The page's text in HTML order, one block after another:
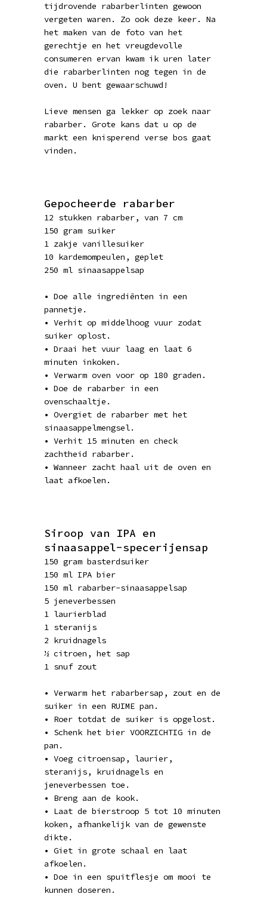
tijdrovende rabarberlinten gewoon
vergeten waren. Zo ook deze keer. Na
het maken van de foto van het
gerechtje en het vreugdevolle
consumeren ervan kwam ik uren later
die rabarberlinten nog tegen in de
oven. U bent gewaarschuwd!
Lieve mensen ga lekker op zoek naar
rabarber. Grote kans dat u op de
markt een knisperend verse bos gaat
vinden.
Gepocheerde rabarber
12 stukken rabarber, van 7 cm
150 gram suiker
1 zakje vanillesuiker
10 kardemompeulen, geplet
250 ml sinaasappelsap
• Doe alle ingrediënten in een
pannetje.
• Verhit op middelhoog vuur zodat
suiker oplost.
• Draai het vuur laag en laat 6
minuten inkoken.
• Verwarm oven voor op 180 graden.
• Doe de rabarber in een
ovenschaaltje.
• Overgiet de rabarber met het
sinaasappelmengsel.
• Verhit 15 minuten en check
zachtheid rabarber.
• Wanneer zacht haal uit de oven en
laat afkoelen.
Siroop van IPA en
sinaasappel-specerijensap
150 gram basterdsuiker
150 ml IPA bier
150 ml rabarber-sinaasappelsap
5 jeneverbessen
1 laurierblad
1 steranijs
2 kruidnagels
½ citroen, het sap
1 snuf zout
• Verwarm het rabarbersap, zout en de
suiker in een RUIME pan.
• Roer totdat de suiker is opgelost.
• Schenk het bier VOORZICHTIG in de
pan.
• Voeg citroensap, laurier,
steranijs, kruidnagels en
jeneverbessen toe.
• Breng aan de kook.
• Laat de bierstroop 5 tot 10 minuten
koken, afhankelijk van de gewenste
dikte.
• Giet in grote schaal en laat
afkoelen.
• Doe in een spuitflesje om mooi te
kunnen doseren.